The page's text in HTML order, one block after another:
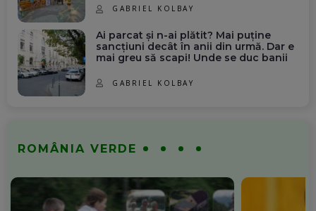
GABRIEL KOLBAY
Ai parcat și n-ai plătit? Mai puține
sancțiuni decât în anii din urmă. Dar e
mai greu să scapi! Unde se duc banii
GABRIEL KOLBAY
ROMÂNIA VERDE